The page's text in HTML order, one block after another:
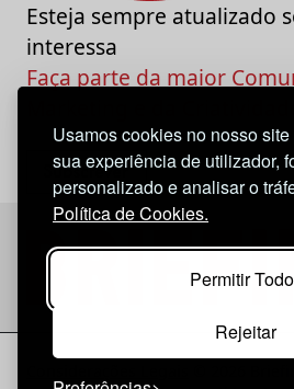
Usamos cookies no nosso
sua experiência de utilizador,
personalizado e analisar o
Política de Cookies.
Permitir
Rejeitar
Esteja sempre atualizado
interessa
Faça parte da maior